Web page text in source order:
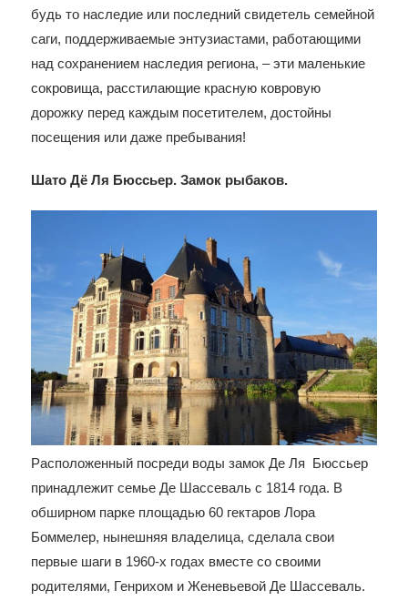
будь то наследие или последний свидетель семейной
саги, поддерживаемые энтузиастами, работающими
над сохранением наследия региона, – эти маленькие
сокровища, расстилающие красную ковровую
дорожку перед каждым посетителем, достойны
посещения или даже пребывания!
Шато Дё Ля Бюссьер. Замок рыбаков.
Расположенный посреди воды замок Де Ля Бюссьер
принадлежит семье Де Шассеваль с 1814 года. В
обширном парке площадью 60 гектаров Лора
Боммелер, нынешняя владелица, сделала свои
первые шаги в 1960-х годах вместе со своими
родителями, Генрихом и Женевьевой Де Шассеваль.